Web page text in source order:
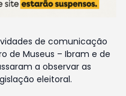
de comunicação
de Museus – Ibram e de
a observar as
eleitoral.